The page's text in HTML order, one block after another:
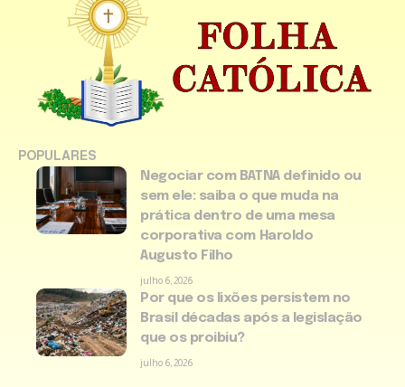
POPULARES
Negociar com BATNA definido ou
sem ele: saiba o que muda na
prática dentro de uma mesa
corporativa com Haroldo
Augusto Filho
julho 6, 2026
Por que os lixões persistem no
Brasil décadas após a legislação
que os proibiu?
julho 6, 2026